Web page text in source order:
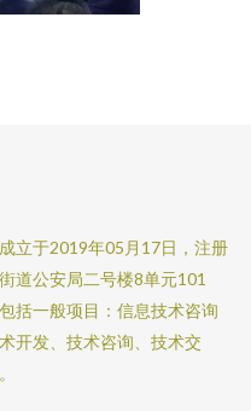
立于2019年05月17日，注册
道公安局二号楼8单元101
括一般项目：信息技术咨询
开发、技术咨询、技术交